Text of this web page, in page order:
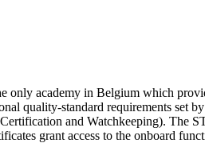
academy in Belgium which
quality-standard requirements
and Watchkeeping). The
grant access to the onboard